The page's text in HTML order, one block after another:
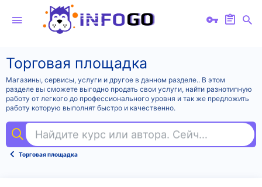
Торговая площадка
Магазины, сервисы, услуги и другое в данном разделе.. В этом
разделе вы сможете выгодно продать свои услуги, найти разнотипную
работу от легкого до профессионального уровня и так же предложить
работу которую выполнят быстро и качественно.
Найдите курс или автора. Сейчас ищут
Торговая площадка